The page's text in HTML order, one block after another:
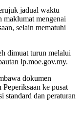
jadual waktu
maklumat mengenai
selain mematuhi
dimuat turun melalui
lp.moe.gov.my.
dokumen
ke pusat
standard dan peraturan